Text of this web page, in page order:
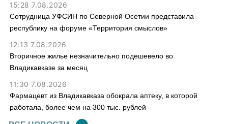
15:28 7.08.2026
Сотрудница УФСИН по Северной Осетии представила
республику на форуме «Территория смыслов»
12:13 7.08.2026
Вторичное жилье незначительно подешевело во
Владикавказе за месяц
11:30 7.08.2026
Фармацевт из Владикавказа обокрала аптеку, в которой
работала, более чем на 300 тыс. рублей